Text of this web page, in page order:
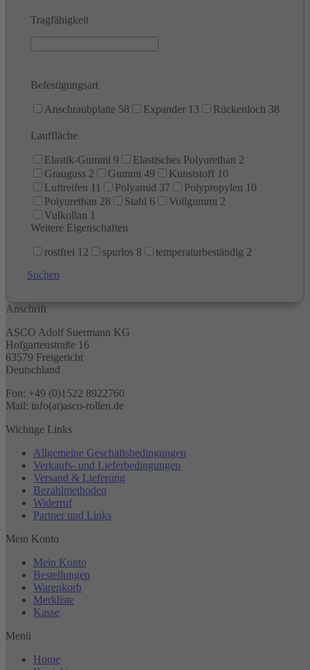
Tragfähigkeit
Befestigungsart
Anschraubplatte 58 Expander 13 Rückenloch 38
Lauffläche
Elastik-Gummi 9 Elastisches Polyurethan 2
Grauguss 2 Gummi 49 Kunststoff 10
Luftreifen 11 Polyamid 37 Polypropylen 10
Polyurethan 28 Stahl 6 Vollgummi 2
Vulkollan 1
Weitere Eigenschaften
rostfrei 12 spurlos 8 temperaturbeständig 2
Suchen
Anschrift
ASCO Adolf Suermann KG
Hofgartenstraße 16
63579 Freigericht
Deutschland
Fon: +49 (0)1522 8922760
Mail: info(at)asco-rollen.de
Wichtige Links
Allgemeine Geschäftsbedingungen
Verkaufs- und Lieferbedingungen
Versand & Lieferung
Bezahlmethoden
Widerruf
Partner und Links
Mein Konto
Mein Konto
Bestellungen
Warenkorb
Merkliste
Kasse
Menü
Home